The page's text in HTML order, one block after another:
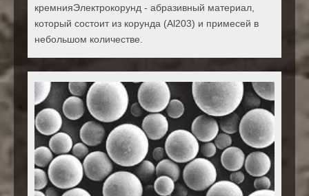
кремнияЭлектрокорунд - абразивный материал,
который состоит из корунда (Al203) и примесей в
небольшом количестве.